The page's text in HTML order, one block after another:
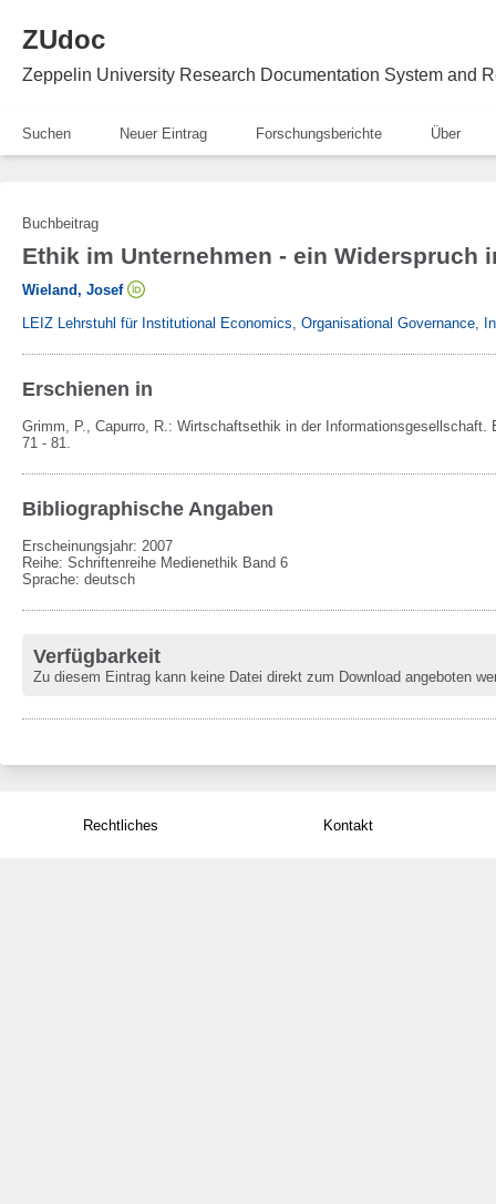
ZUdoc
Zeppelin University Research Documentation System and
Suchen Neuer Eintrag Forschungsberichte Über
Buchbeitrag
Ethik im Unternehmen - ein Widerspruch
Wieland, Josef
LEIZ Lehrstuhl für Institutional Economics, Organisational Governance,
Erschienen in
Grimm, P., Capurro, R.: Wirtschaftsethik in der Informationsgesellschaft.
71 - 81.
Bibliographische Angaben
Erscheinungsjahr: 2007
Reihe: Schriftenreihe Medienethik Band 6
Sprache: deutsch
Verfügbarkeit
Zu diesem Eintrag kann keine Datei direkt zum Download angeboten
Rechtliches Kontakt